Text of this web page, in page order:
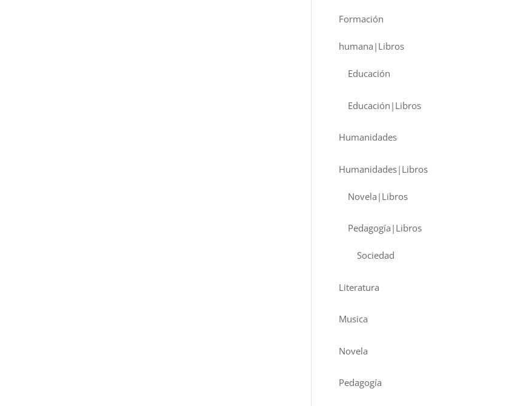
Formación
humana|Libros
Educación
Educación|Libros
Humanidades
Humanidades|Libros
Novela|Libros
Pedagogía|Libros
Sociedad
Literatura
Musica
Novela
Pedagogía